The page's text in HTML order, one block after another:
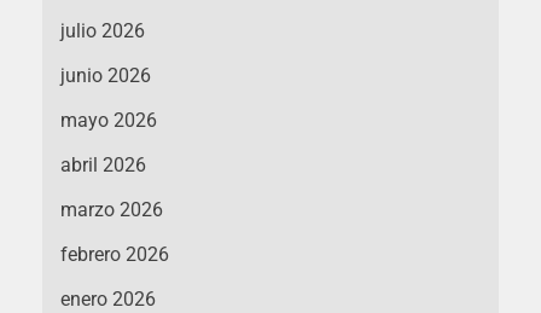
julio 2026
junio 2026
mayo 2026
abril 2026
marzo 2026
febrero 2026
enero 2026